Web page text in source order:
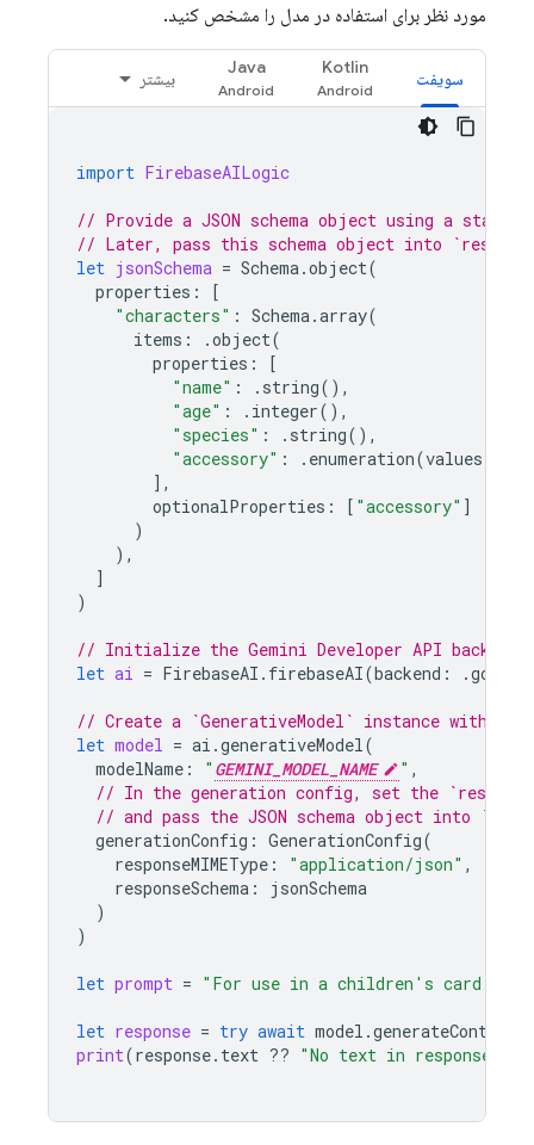
مورد نظر برای استفاده در مدل را مشخص کنید.
سویفت
Kotlin
Java
بیشتر
import FirebaseAILogic
// Provide a JSON schema object using a
// Later, pass this schema object into
let jsonSchema = Schema.object(
properties :
[
"characters" : Schema.array(
items : .object(
properties :
[
"name" : . string(),
"age" : . integer(),
"species" : . string(),
"accessory" : . enumeration(values
],
optionalProperties : [ "accessory" ]
)
),
]
)
// Initialize the Gemini Developer API backend
let ai = FirebaseAI . firebaseAI(backend : .
// Create a `GenerativeModel` instance with a
let model = ai .generativeModel(
modelName : " GEMINI_MODEL_NAME " ,
// In the generation config, set the
// and pass the JSON schema object into
generationConfig : GenerationConfig(
responseMIMEType : "application/json" ,
responseSchema :
jsonSchema
)
)
let prompt = "For use in a children's card
let response = try await model .generateContent
print(response. text ?? "No text in response."